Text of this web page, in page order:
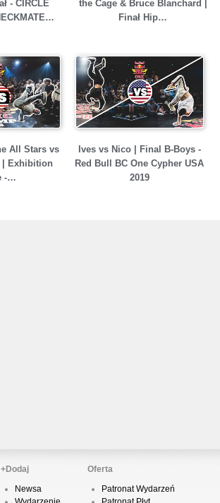
- CIRCLE
the Cage & Bruce Blanchard |
Finał Hip…
All Stars vs
| Exhibition
-…
Ives vs Nico | Final B-Boys -
Red Bull BC One Cypher USA
2019
+Dodaj
Newsa
Oferta
Patronat Wydarzeń